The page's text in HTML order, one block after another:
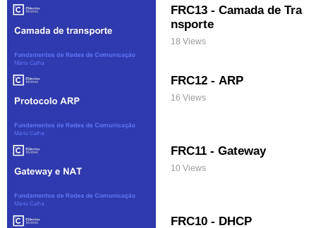
FRC13 - Camada de Tra
nsporte
18 Views
FRC12 - ARP
16 Views
FRC11 - Gateway
10 Views
FRC10 - DHCP